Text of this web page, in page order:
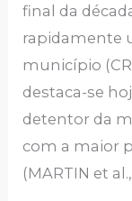
final da
rapidamente
município
destaca-se
detentor da
com a maior
(MARTIN et